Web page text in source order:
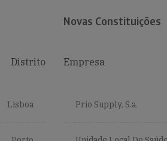
Distrito
Lisboa
Novas Constituições
Empresa
Prio Supply, S.a.